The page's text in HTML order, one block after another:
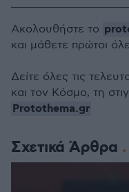
Σχετικά Άρθρα
Ακολουθήστε το
και μάθετε πρώτοι
Δείτε όλες τις
και τον Κόσμο, τη
Protothema.gr